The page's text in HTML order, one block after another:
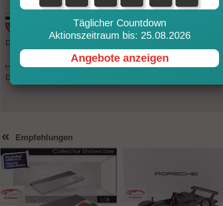
Dieser Artikel ist in unserem Ladengeschäft in Adenau / Eifel
Dieser Artikel ist in unserem Ladengeschäft in Frankfurt vorrätig.
« Empfehlungen
Täglicher Countdown
Aktionszeitraum bis: 25.08.2026
Angebote anzeigen